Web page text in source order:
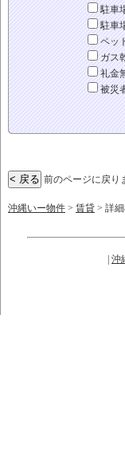
駐車
駐車
ペッ
ガス
礼金
被災
前のページに戻り
沖縄いー物件 > 賃貸 > 詳
沖